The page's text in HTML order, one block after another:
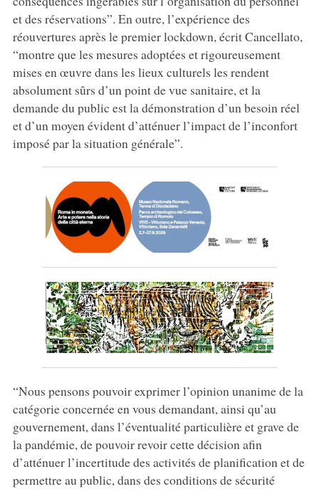
et des réservations”. En outre, l’expérience des
réouvertures après le premier lockdown, écrit Cancellato,
“montre que les mesures adoptées et rigoureusement
mises en œuvre dans les lieux culturels les rendent
absolument sûrs d’un point de vue sanitaire, et la
demande du public est la démonstration d’un besoin réel
et d’un moyen évident d’atténuer l’impact de l’inconfort
imposé par la situation générale”.
“Nous pensons pouvoir exprimer l’opinion unanime de la
catégorie concernée en vous demandant, ainsi qu’au
gouvernement, dans l’éventualité particulière et grave de
la pandémie, de pouvoir revoir cette décision afin
d’atténuer l’incertitude des activités de planification et de
permettre au public, dans des conditions de sécurité